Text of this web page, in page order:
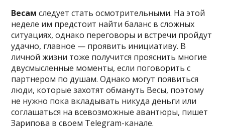
Весам следует стать осмотрительными. На этой
неделе им предстоит найти баланс в сложных
ситуациях, однако переговоры и встречи пройдут
удачно, главное — проявить инициативу. В
личной жизни тоже получится прояснить многие
двусмысленные моменты, если поговорить с
партнером по душам. Однако могут появиться
люди, которые захотят обмануть Весы, поэтому
не нужно пока вкладывать никуда деньги или
соглашаться на всевозможные авантюры, пишет
Зарипова в своем Telegram-канале.